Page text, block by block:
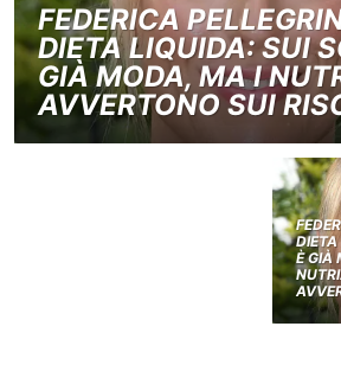
FEDERICA
DIETA LIQUIDA: SUI
GIÀ MODA, MA I
AVVERTONO SUI
È GIÀ